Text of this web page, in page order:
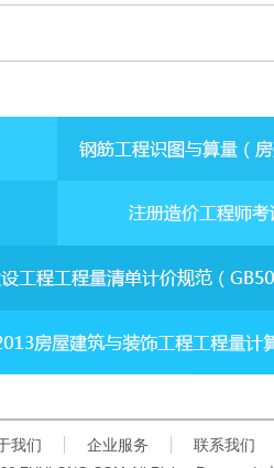
我们 企业服务 联系我们